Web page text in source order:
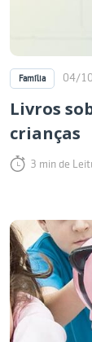
Família 04/
Livros
crianças
3 min de